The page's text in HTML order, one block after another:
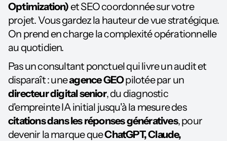
Optimization)et SEO coordonnée sur votre
projet. Vous gardez la hauteur de vue stratégique.
On prend en charge la complexité opérationnelle
au quotidien.
Pas un consultant ponctuel qui livre un audit et
disparaît : uneagence GEOpilotée par un
directeur digital senior, du diagnostic
d'empreinte IA initial jusqu'à la mesure des
citations dans les réponses génératives, pour
devenir la marque queChatGPT, Claude,